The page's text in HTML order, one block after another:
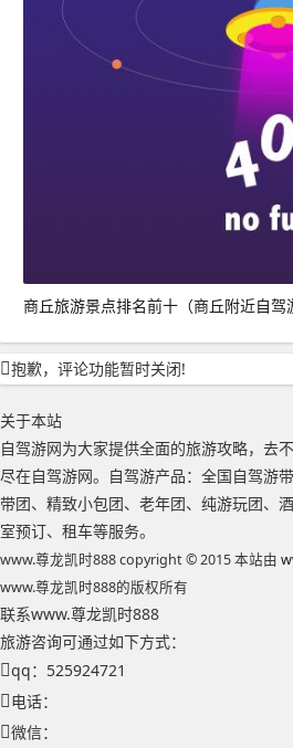
商丘旅游景点排名前十（商丘附近自驾
抱歉，评论功能暂时关闭!
关于本站
自驾游网为大家提供全面的旅游攻略，去
尽在自驾游网。自驾游产品：全国自驾游
带团、精致小包团、老年团、纯游玩团、
室预订、租车等服务。
www.尊龙凯时888 copyright © 2015 本站由
www.尊龙凯时888的版权所有
联系www.尊龙凯时888
旅游咨询可通过如下方式：
qq：525924721
电话：
微信：